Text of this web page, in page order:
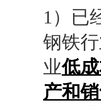
1）已
钢铁
业低
产和